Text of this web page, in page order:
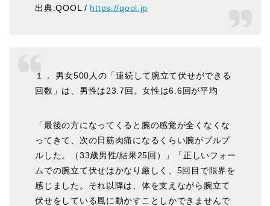
出典:QOOL / https://qool.jp
１． 男女500人の「連続して腕立て伏せができる
回数」は、男性は23.7回。女性は6.6回が平均
「最後の方になってくると腕の感覚が全くなくな
ってきて、次の日筋肉痛になるくらい腕がプルプ
ルした。（33歳男性/結果25回）」「正しいフォー
ムでの腕立て伏せはかなり厳しく、5回目で限界を
感じました。それ以降は、体を支えながら腕立て
伏せをしている風に動かすことしかできませんで